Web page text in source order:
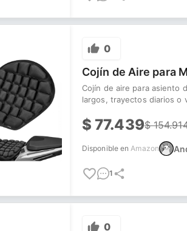
0
Cojín de Aire para
Cojín de aire para asiento
largos, trayectos diarios o
$77.439$
Disponible en Amazon
1
0